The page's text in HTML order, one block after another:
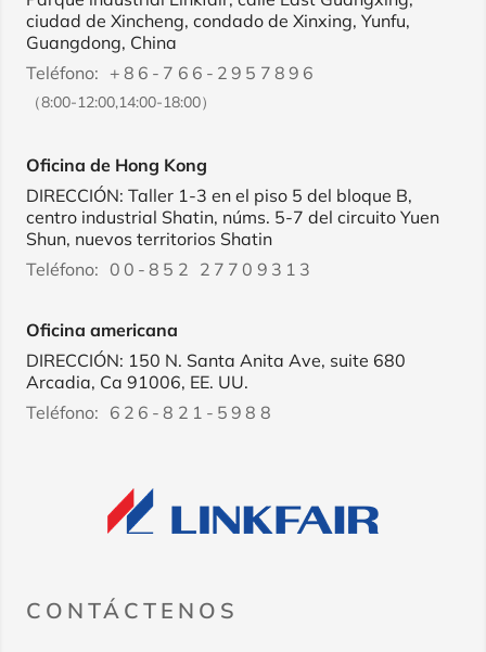
ciudad de Xincheng, condado de Xinxing, Yunfu,
Guangdong, China
Teléfono: +86-766-2957896
（8:00-12:00,14:00-18:00）
Oficina de Hong Kong
DIRECCIÓN: Taller 1-3 en el piso 5 del bloque B,
centro industrial Shatin, núms. 5-7 del circuito Yuen
Shun, nuevos territorios Shatin
Teléfono: 00-852 27709313
Oficina americana
DIRECCIÓN: 150 N. Santa Anita Ave, suite 680
Arcadia, Ca 91006, EE. UU.
Teléfono: 626-821-5988
CONTÁCTENOS